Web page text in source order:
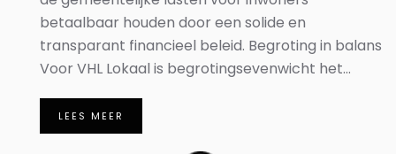
betaalbaar houden door een solide en
transparant financieel beleid. Begroting in balans
Voor VHL Lokaal is begrotingsevenwicht het...
LEES MEER